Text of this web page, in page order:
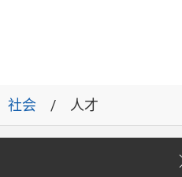
社会 人才